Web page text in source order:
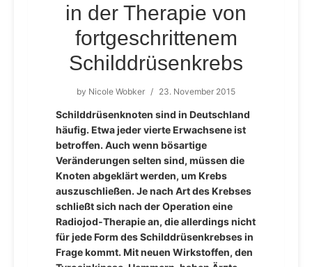
in der Therapie von
fortgeschrittenem
Schilddrüsenkrebs
by Nicole Wobker / 23. November 2015
Schilddrüsenknoten sind in Deutschland
häufig. Etwa jeder vierte Erwachsene ist
betroffen. Auch wenn bösartige
Veränderungen selten sind, müssen die
Knoten abgeklärt werden, um Krebs
auszuschließen. Je nach Art des Krebses
schließt sich nach der Operation eine
Radiojod-Therapie an, die allerdings nicht
für jede Form des Schilddrüsenkrebses in
Frage kommt. Mit neuen Wirkstoffen, den